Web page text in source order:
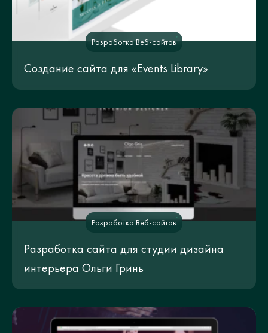
Разработка Веб-сайтов
Создание сайта для «Events Library»
Разработка Веб-сайтов
Разработка сайта для студии дизайна
интерьера Ольги Гринь